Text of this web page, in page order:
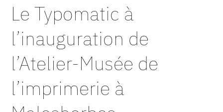
Le Typomatic à
l’inauguration de
l’Atelier-Musée de
l’imprimerie à